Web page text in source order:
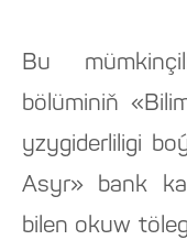
Bu
bölüminiň
yzygiderliligi
Asyr» bank
bilen okuw